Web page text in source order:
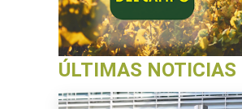
ÚLTIMAS NOTICIAS